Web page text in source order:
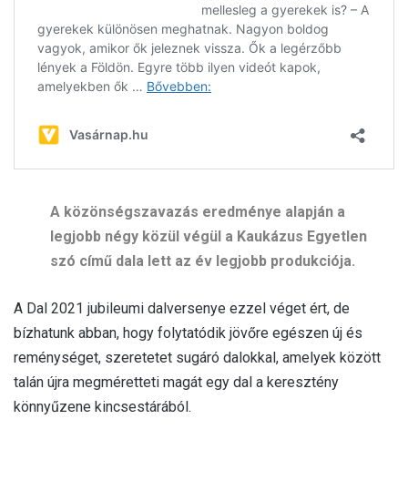
A közönségszavazás eredménye alapján a
legjobb négy közül végül a Kaukázus Egyetlen
szó című dala lett az év legjobb produkciója.
A Dal 2021 jubileumi dalversenye ezzel véget ért, de
bízhatunk abban, hogy folytatódik jövőre egészen új és
reménységet, szeretetet sugáró dalokkal, amelyek között
talán újra megméretteti magát egy dal a keresztény
könnyűzene kincsestárából.